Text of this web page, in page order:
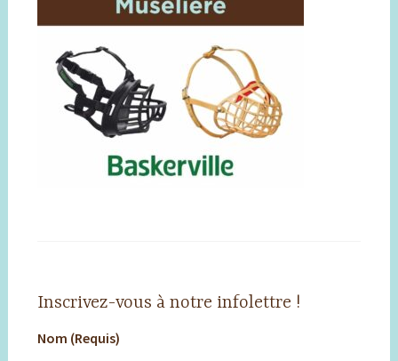
Inscrivez-vous à notre infolettre !
Nom (Requis)